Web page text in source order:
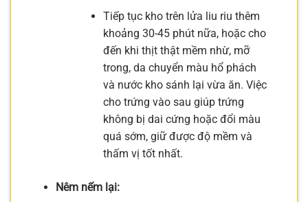
Tiếp tục kho trên lửa liu riu thêm
khoảng 30-45 phút nữa, hoặc cho
đến khi thịt thật mềm nhừ, mỡ
trong, da chuyển màu hổ phách
và nước kho sánh lại vừa ăn. Việc
cho trứng vào sau giúp trứng
không bị dai cứng hoặc đổi màu
quá sớm, giữ được độ mềm và
thấm vị tốt nhất.
Nêm nếm lại: